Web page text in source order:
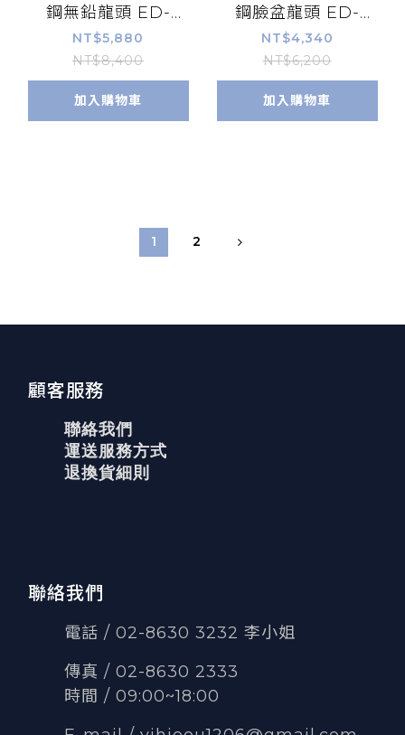
鋼無鉛龍頭 ED-
HS28761
NT$5,880
NT$8,400
加入購物車
鋼臉盆龍頭 ED-
FS18763
NT$4,340
NT$6,200
加入購物車
1 2
顧客服務
聯絡我們
運送服務方式
退換貨細則
聯絡我們
電話 / 02-8630 3232 李小姐
傳真 / 02-8630 2333
時間 / 09:00~18:00